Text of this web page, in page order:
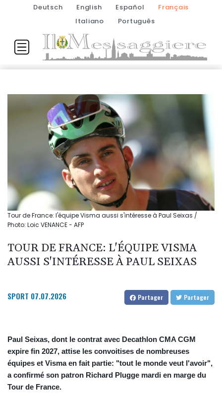
Deutsch English Español
Français
Italiano
Português
Tour de France: l'équipe Visma aussi s'intéresse à Paul Seixas /
Photo: Loic VENANCE - AFP
TOUR DE FRANCE: L'ÉQUIPE VISMA
AUSSI S'INTÉRESSE À PAUL SEIXAS
SPORT 07.07.2026 Partager Partager
Paul Seixas, dont le contrat avec Decathlon CMA CGM
expire fin 2027, attise les convoitises de nombreuses
équipes et Visma en fait partie: "tout le monde veut l'avoir",
a confirmé son patron Richard Plugge mardi en marge du
Tour de France.